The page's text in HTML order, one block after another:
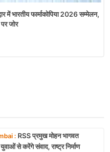
: RSS प्रमुख मोहन भागवत
से करेंगे संवाद, राष्ट्र निर्माण
में भारतीय फार्माकोपिया 2026 सम्मेलन,
जोर